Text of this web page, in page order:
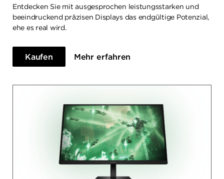
Entdecken Sie mit ausgesprochen leistungsstarken und
beeindruckend präzisen Displays das endgültige Potenzial,
ehe es real wird.
Kaufen Mehr erfahren